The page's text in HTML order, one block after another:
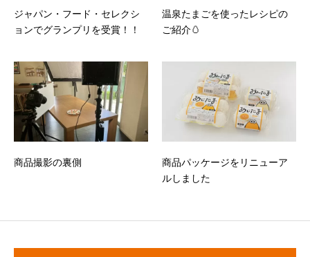
ジャパン・フード・セレクシ
ョンでグランプリを受賞！！
温泉たまごを使ったレシピの
ご紹介🥚
商品撮影の裏側
商品パッケージをリニューア
ルしました